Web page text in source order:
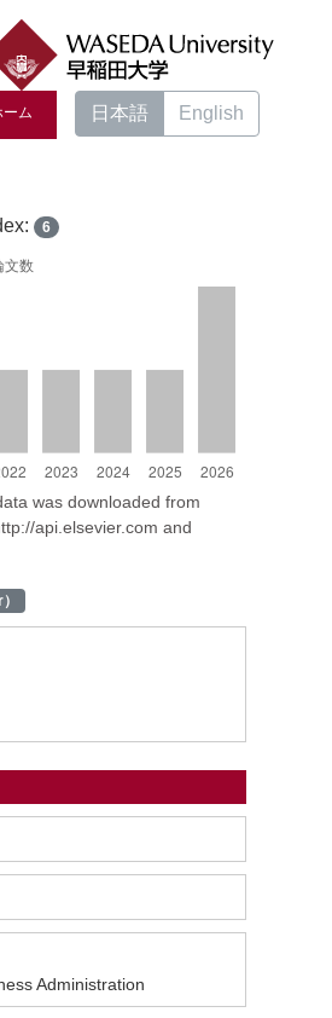
ーム 日本語 English
6
was downloaded from
api.elsevier.com and
Administration